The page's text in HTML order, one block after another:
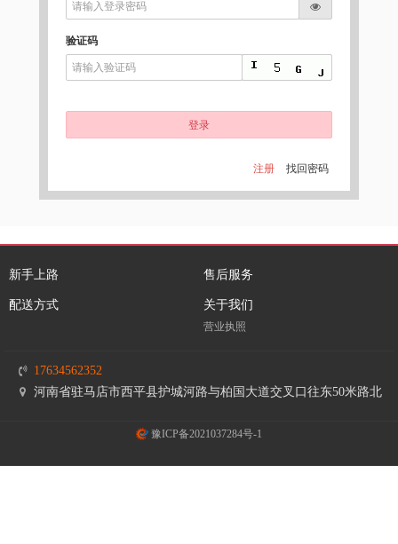
验证码
登录
注册 找回密码
新手上路 售后服务
配送方式 关于我们
营业执照
17634562352
河南省驻马店市西平县护城河路与柏国大道交叉口往东50米路北
豫ICP备2021037284号-1